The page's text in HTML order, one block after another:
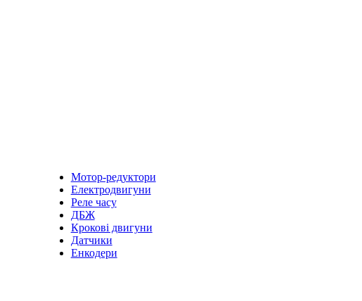
Мотор-редуктори
Електродвигуни
Реле часу
ДБЖ
Крокові двигуни
Датчики
Енкодери